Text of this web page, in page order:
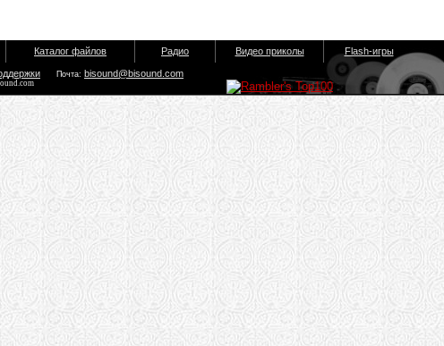
Каталог файлов Радио Видео приколы Flash-игры
Почта: bisound@bisound.com